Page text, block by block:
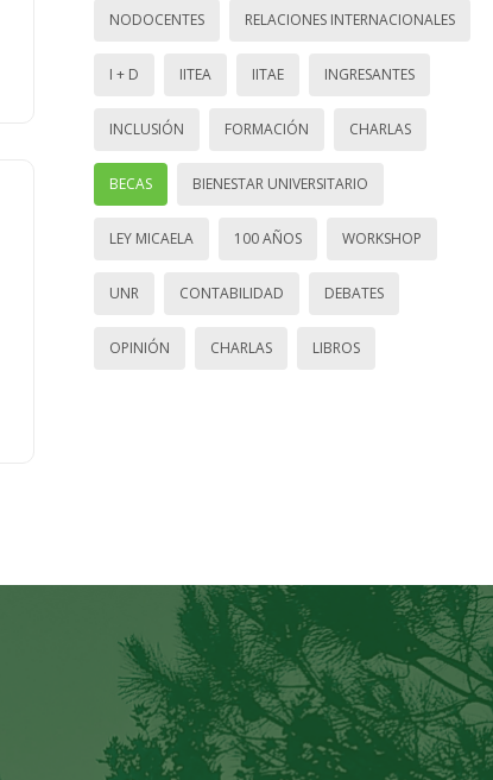
NODOCENTES RELACIONES INTERNACIONALES
I + D IITEA IITAE INGRESANTES
INCLUSIÓN FORMACIÓN CHARLAS
BECAS BIENESTAR UNIVERSITARIO
LEY MICAELA 100 AÑOS WORKSHOP
UNR CONTABILIDAD DEBATES
OPINIÓN CHARLAS LIBROS